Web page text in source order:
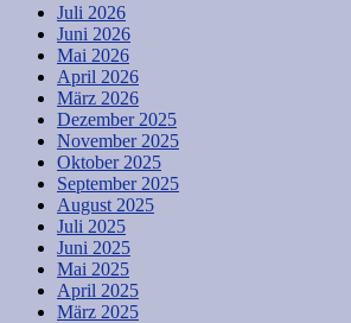
Juli 2026
Juni 2026
Mai 2026
April 2026
März 2026
Dezember 2025
November 2025
Oktober 2025
September 2025
August 2025
Juli 2025
Juni 2025
Mai 2025
April 2025
März 2025